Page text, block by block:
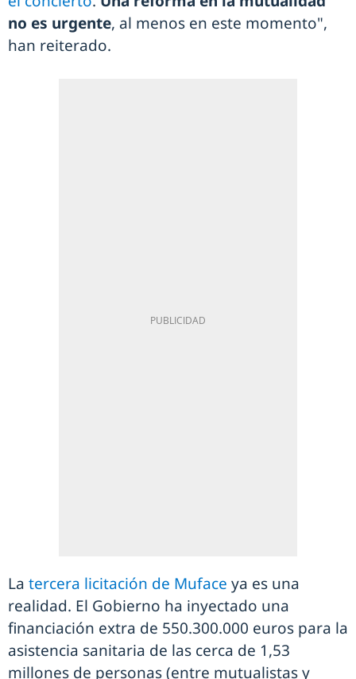
no es urgente, al menos en este momento",
han reiterado.
La tercera licitación de Muface ya es una
realidad. El Gobierno ha inyectado una
financiación extra de 550.300.000 euros para la
asistencia sanitaria de las cerca de 1,53
millones de personas (entre mutualistas y